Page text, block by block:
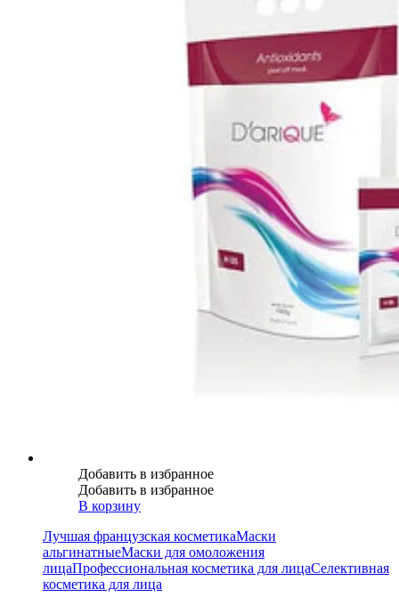
Добавить в избранное
Добавить в избранное
В корзину
Лучшая французская косметикаМаски
альгинатныеМаски для омоложения
лицаПрофессиональная косметика для лицаСелективная
косметика для лица